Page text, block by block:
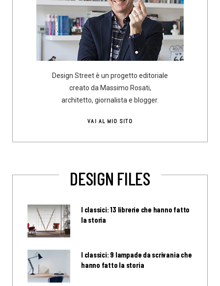
Design Street è un progetto editoriale
creato da Massimo Rosati,
architetto, giornalista e blogger.
VAI AL MIO SITO
DESIGN FILES
I classici: 13 librerie che hanno fatto
la storia
I classici: 9 lampade da scrivania che
hanno fatto la storia